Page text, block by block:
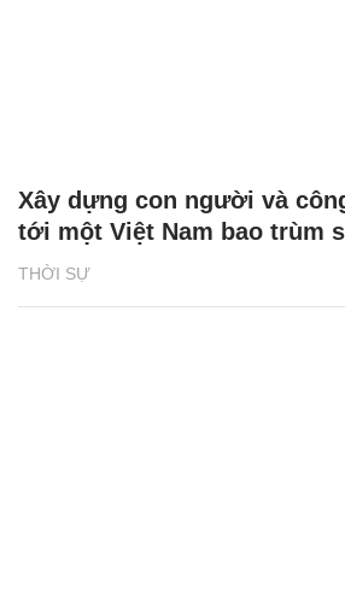
THỜI SỰ
Xây dựng con người và
tới một Việt Nam bao trùm